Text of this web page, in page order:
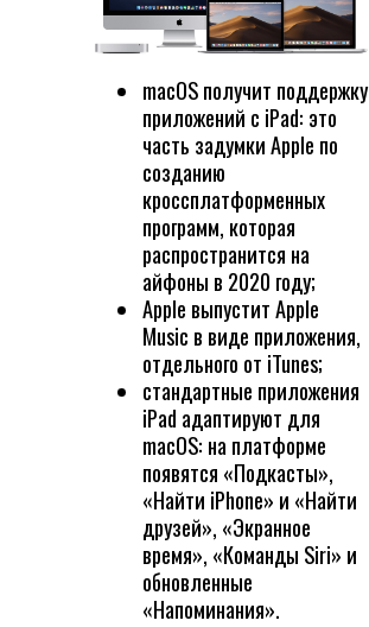
macOS получит поддержку
приложений с iPad: это
часть задумки Apple по
созданию
кроссплатформенных
программ, которая
распространится на
айфоны в 2020 году;
Apple выпустит Apple
Music в виде приложения,
отдельного от iTunes;
стандартные приложения
iPad адаптируют для
macOS: на платформе
появятся «Подкасты»,
«Найти iPhone» и «Найти
друзей», «Экранное
время», «Команды Siri» и
обновленные
«Напоминания».